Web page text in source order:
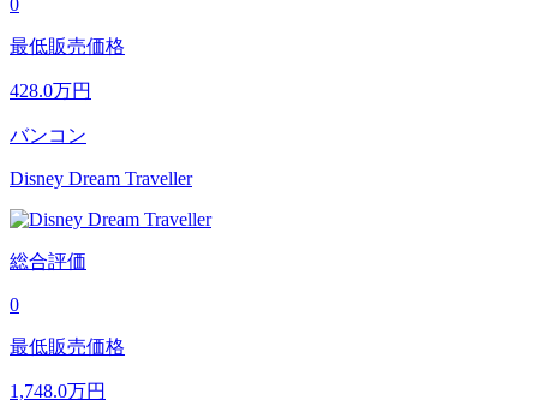
0
最低販売価格
428.0万円
バンコン
Disney Dream Traveller
総合評価
0
最低販売価格
1,748.0万円